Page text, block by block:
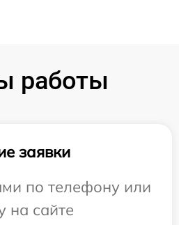
работы
заявки
по телефону или
на сайте